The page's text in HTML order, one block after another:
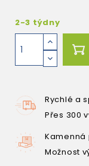
2-3 týdny
Rychlé a
Přes 300
Kamenná
Možnost